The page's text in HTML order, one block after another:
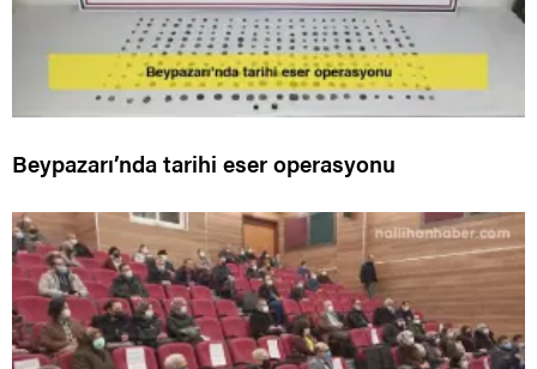
Beypazarı’nda tarihi eser operasyonu